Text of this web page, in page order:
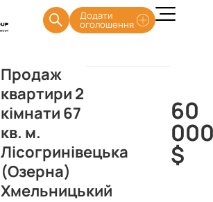
Додати
оголошення
Продаж
квартири 2
кімнати 67
кв. м.
Лісогринівецька
(Озерна)
Хмельницький
60
$